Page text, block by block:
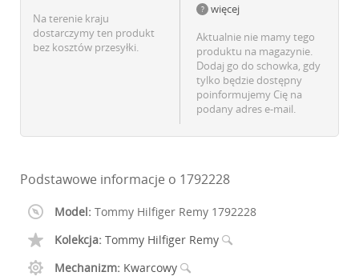
Na terenie kraju
dostarczymy ten produkt
bez kosztów przesyłki.
więcej
Aktualnie nie mamy tego
produktu na magazynie.
Dodaj go do schowka, gdy
tylko będzie dostępny
poinformujemy Cię na
podany adres e-mail.
Podstawowe informacje o 1792228
Model: Tommy Hilfiger Remy 1792228
Kolekcja: Tommy Hilfiger Remy
Mechanizm: Kwarcowy